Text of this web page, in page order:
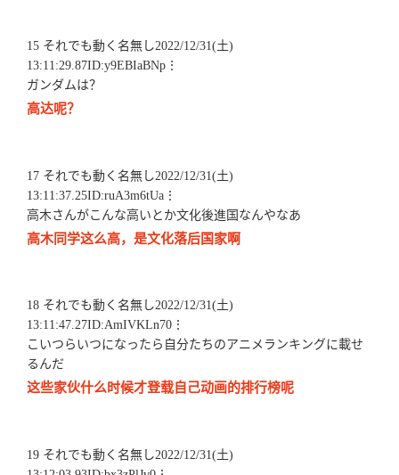
15 それでも動く名無し2022/12/31(土)
13:11:29.87ID:y9EBIaBNp⋮
ガンダムは？
高达呢？
17 それでも動く名無し2022/12/31(土)
13:11:37.25ID:ruA3m6tUa⋮
高木さんがこんな高いとか文化後進国なんやなあ
高木同学这么高，是文化落后国家啊
18 それでも動く名無し2022/12/31(土)
13:11:47.27ID:AmIVKLn70⋮
こいつらいつになったら自分たちのアニメランキングに載せ
るんだ
这些家伙什么时候才登载自己动画的排行榜呢
19 それでも動く名無し2022/12/31(土)